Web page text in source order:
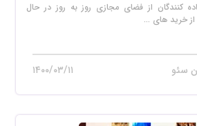
کنندگان از فضای مجازی روز به روز در حال
خرید های ...
سئو ۱۴۰۰/۰۳/۱۱